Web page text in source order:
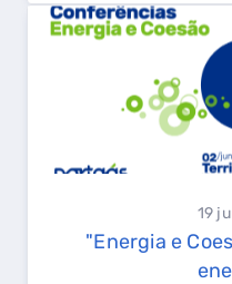
19
"Energia e